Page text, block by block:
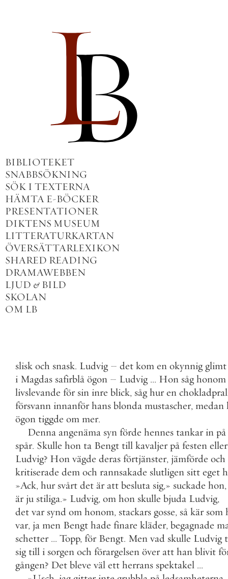
BIBLIOTEKET
SNABBSÖKNING
SÖK I TEXTERNA
HÄMTA E-BÖCKER
PRESENTATIONER
DIKTENS MUSEUM
LITTERATURKARTAN
ÖVERSÄTTARLEXIKON
SHARED READING
DRAMAWEBBEN
LJUD & BILD
SKOLAN
OM LB
slisk och snask. Ludvig – det kom en okynnig glimt
i Magdas safirblå ögon – Ludvig ... Hon såg honom
livslevande för sin inre blick, såg hur en
försvann innanför hans blonda mustascher, medan
ögon tiggde om mer.
Denna angenäma syn förde hennes tankar in på
spår. Skulle hon ta Bengt till kavaljer på festen eller
Ludvig? Hon vägde deras förtjänster, jämförde och
kritiserade dem och rannsakade slutligen sitt eget
»Ack, hur svårt det är att besluta sig,» suckade hon,
är ju stiliga.» Ludvig, om hon skulle bjuda Ludvig,
det var synd om honom, stackars gosse, så kär som
var, ja men Bengt hade finare kläder, begagnade
schetter ... Topp, för Bengt. Men vad skulle Ludvig
sig till i sorgen och förargelsen över att han blivit
gången? Det bleve väl ett herrans spektakel ...